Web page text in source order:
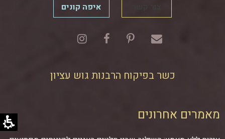
איפה קונים
כשר בפיקוח הרבנות גוש עציון
מאמרים אחרונים